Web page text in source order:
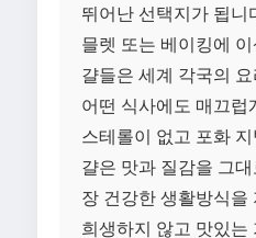
뛰어난 선택지가 됩니
믈렛 또는 베이킹에
걀들은 세계 각국의
어떤 식사에도 매끄럽
스테롤이 없고 포화
걀은 맛과 질감을 그
장 건강한 생활방식을
희생하지 않고 맛있는